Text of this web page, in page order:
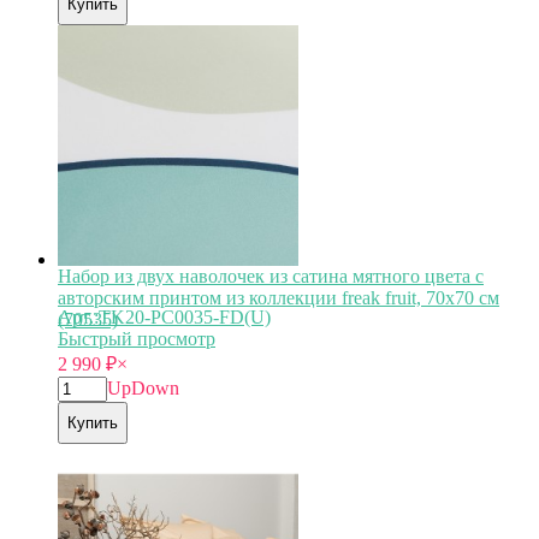
Купить
Набор из двух наволочек из сатина мятного цвета с
авторским принтом из коллекции freak fruit, 70х70 см
(70535)
Арт.:TK20-PC0035-FD(U)
Быстрый просмотр
2 990 ₽×
UpDown
Купить